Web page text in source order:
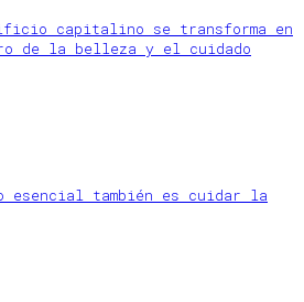
capitalino se transforma en
de la belleza y el cuidado
esencial también es cuidar la